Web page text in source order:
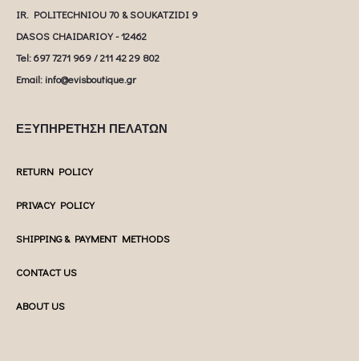
IR. POLITECHNIOU 70 & SOUKATZIDI 9
DASOS CHAIDARIOY - 12462
Tel: 697 7271 969 / 211 42 29 802
Email: info@evisboutique.gr
ΕΞΥΠΗΡΕΤΗΣΗ ΠΕΛΑΤΩΝ
RETURN POLICY
PRIVACY POLICY
SHIPPING & PAYMENT METHODS
CONTACT US
ABOUT US